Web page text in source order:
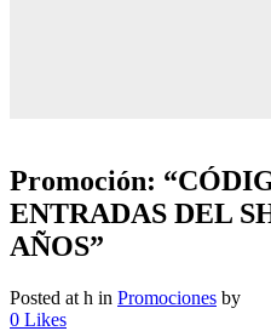
Promoción:
ENTRADAS DEL
AÑOS”
Posted at h in Promociones by
0 Likes